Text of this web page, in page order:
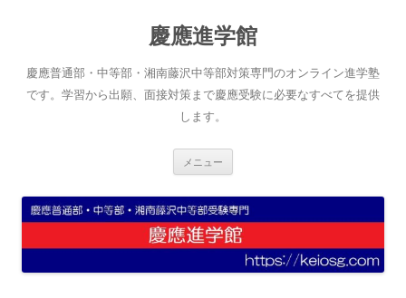
へ
ス
キ
慶應進学館
慶應普通部・中等部・湘南藤沢中等部対策専門のオンライン進学塾
です。学習から出願、面接対策まで慶應受験に必要なすべてを提供
します。
メニュー